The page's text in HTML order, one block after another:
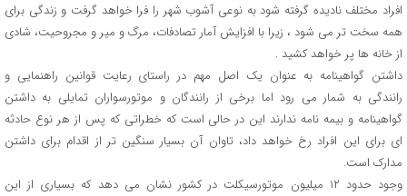
افراد مختلف نادیده گرفته شود به نوعی آشوب شهر را فرا خواهد گرفت و زندگی برای
همه سخت تر می شود ، زیرا با افزایش آمار تصادفات، مرگ و میر و مجروحیت، شادی
از خانه ها پر خواهد کشید .
داشتن گواهینامه به عنوان یک اصل مهم در راستای رعایت قوانین راهنمایی و
رانندگی به شمار می رود اما برخی از رانندگان و موتورسواران تمایلی به داشتن
گواهینامه و بیمه نامه ندارند این در حالی است که خطراتی که پس از هر نوع حادثه
ای برای این افراد رخ خواهد داد، تاوان آن بسیار سنگین تر از اقدام برای داشتن
مدارک است.
وجود حدود ۱۲ میلیون موتورسیکلت در کشور نشان می دهد که بسیاری از این